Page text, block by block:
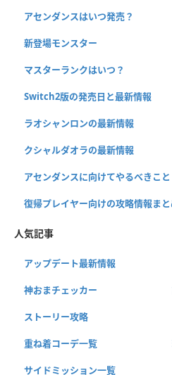
アセンダンスはいつ発売？
新登場モンスター
マスターランクはいつ？
Switch2版の発売日と最新情報
ラオシャンロンの最新情報
クシャルダオラの最新情報
アセンダンスに向けてやるべきこと
復帰プレイヤー向けの攻略情報まと
人気記事
アップデート最新情報
神おまチェッカー
ストーリー攻略
重ね着コーデ一覧
サイドミッション一覧